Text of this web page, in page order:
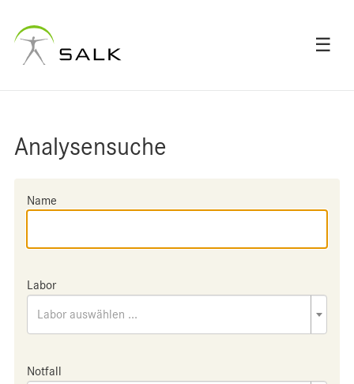
☰
Analysensuche
Name
Labor
Labor auswählen ...
Notfall